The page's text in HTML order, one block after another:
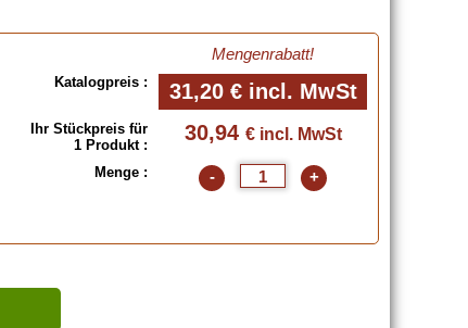
Karton mit 100 Handschuhen 8.5 (M), Karton mit 100
(XL), Karton mit 100 Handschuhen 10 (XXL), Karton
Mengenrabatt!
Katalogpreis : 31,20 € incl. MwSt
Ihr Stückpreis für
1 Produkt :
30,94 € incl. MwSt
Menge : - +